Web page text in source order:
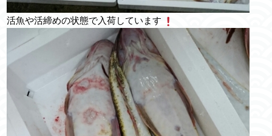
活魚や活締めの状態で入荷しています